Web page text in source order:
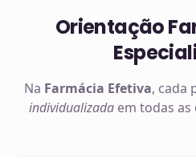
Orientação
Na Farmácia Efetiva, cada
individualizada em todas